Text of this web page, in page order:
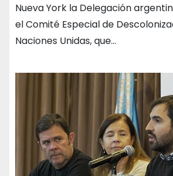
Nueva York la Delegación
el Comité Especial de
Naciones Unidas, que…